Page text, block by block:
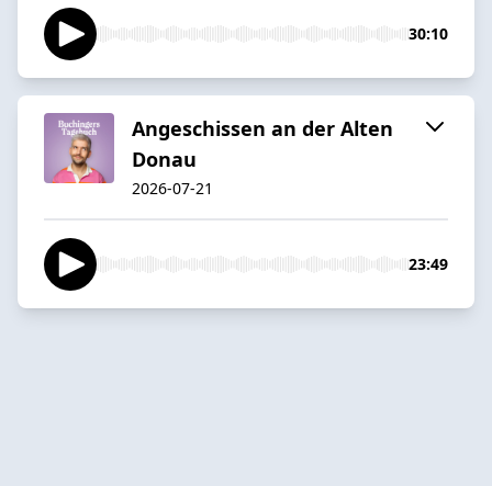
30:10
Angeschissen an der Alten
Donau
2026-07-21
23:49